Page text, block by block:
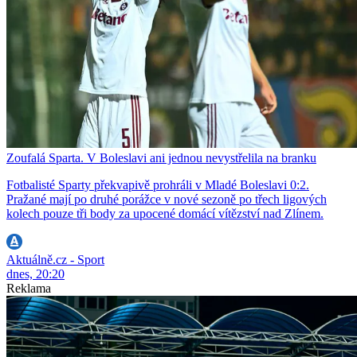
Zoufalá Sparta. V Boleslavi ani jednou nevystřelila na branku
Fotbalisté Sparty překvapivě prohráli v Mladé Boleslavi 0:2.
Pražané mají po druhé porážce v nové sezoně po třech ligových
kolech pouze tři body za upocené domácí vítězství nad Zlínem.
Aktuálně.cz - Sport
dnes, 20:20
Reklama